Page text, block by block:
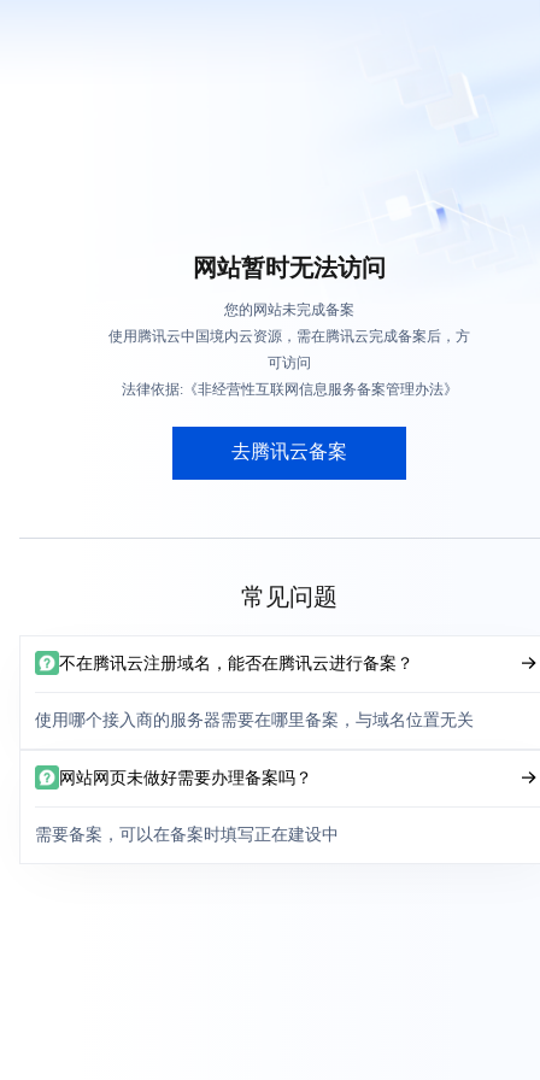
网站暂时无法访问
您的网站未完成备案
使用腾讯云中国境内云资源，需在腾讯云完成备案后，方
可访问
法律依据:《非经营性互联网信息服务备案管理办法》
去腾讯云备案
常见问题
不在腾讯云注册域名，能否在腾讯云进行备案？
使用哪个接入商的服务器需要在哪里备案，与域名位置无关
网站网页未做好需要办理备案吗？
需要备案，可以在备案时填写正在建设中